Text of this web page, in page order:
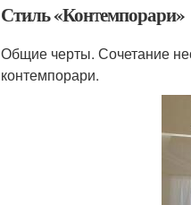
Стиль «Контемпорари»
Общие черты. Сочетание
контемпорари.